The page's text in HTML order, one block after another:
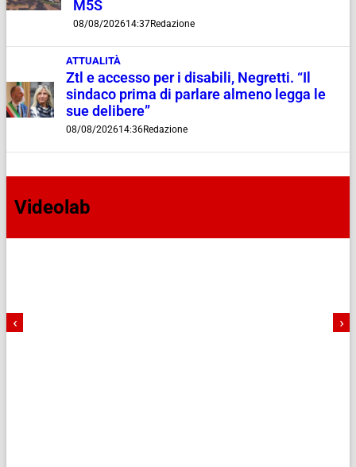
M5S
08/08/202614:37Redazione
ATTUALITÀ
Ztl e accesso per i disabili, Negretti. “Il
sindaco prima di parlare almeno legga le
sue delibere”
08/08/202614:36Redazione
Videolab
‹ ›